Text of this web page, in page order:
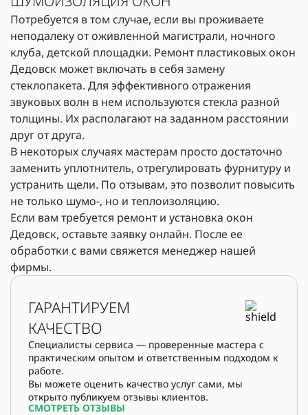
Потребуется в том случае, если вы проживаете
неподалеку от оживленной магистрали, ночного
клуба, детской площадки. Ремонт пластиковых окон
Дедовск может включать в себя замену
стеклопакета. Для эффективного отражения
звуковых волн в нем используются стекла разной
толщины. Их располагают на заданном расстоянии
друг от друга.
В некоторых случаях мастерам просто достаточно
заменить уплотнитель, отрегулировать фурнитуру и
устранить щели. По отзывам, это позволит повысить
не только шумо-, но и теплоизоляцию.
Если вам требуется ремонт и установка окон
Дедовск, оставьте заявку онлайн. После ее
обработки с вами свяжется менеджер нашей
фирмы.
ГАРАНТИРУЕМ
КАЧЕСТВО
Специалисты сервиса — проверенные мастера с
практическим опытом и ответственным подходом к
работе.
Вы можете оценить качество услуг сами, мы
открыто публикуем отзывы клиентов.
СМОТРЕТЬ ОТЗЫВЫ